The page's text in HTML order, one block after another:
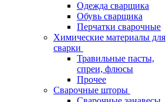
Одежда сварщика
Обувь сварщика
Перчатки сварочные
Химические материалы для
сварки
Травильные пасты,
спреи, флюсы
Прочее
Сварочные шторы